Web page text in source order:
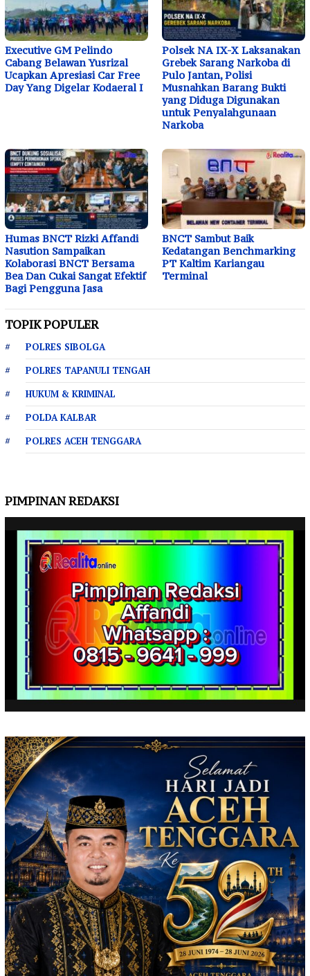
Executive GM Pelindo
Cabang Belawan Yusrizal
Ucapkan Apresiasi Car Free
Day Yang Digelar Kodaeral I
Polsek NA IX-X Laksanakan
Grebek Sarang Narkoba di
Pulo Jantan, Polisi
Musnahkan Barang Bukti
yang Diduga Digunakan
untuk Penyalahgunaan
Narkoba
Humas BNCT Rizki Affandi
Nasution Sampaikan
Kolaborasi BNCT Bersama
Bea Dan Cukai Sangat Efektif
Bagi Pengguna Jasa
BNCT Sambut Baik
Kedatangan Benchmarking
PT Kaltim Kariangau
Terminal
TOPIK POPULER
POLRES SIBOLGA
POLRES TAPANULI TENGAH
HUKUM & KRIMINAL
POLDA KALBAR
POLRES ACEH TENGGARA
PIMPINAN REDAKSI